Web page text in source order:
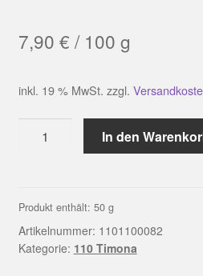
7,90 € / 100 g
inkl. 19 % MwSt. zzgl.
0082
|
ONline
In den
Produkt enthält: 50 g
Artikelnummer: 1101100082
Kategorie: 110 Timona